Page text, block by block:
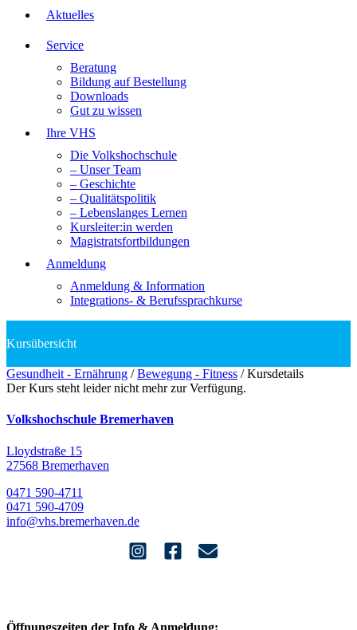
Aktuelles
Service
Beratung
Bildung auf Bestellung
Downloads
Gut zu wissen
Ihre VHS
Die Volkshochschule
– Unser Team
– Geschichte
– Qualitätspolitik
– Lebenslanges Lernen
Kursleiter:in werden
Magistratsfortbildungen
Anmeldung
Anmeldung & Information
Integrations- & Berufssprachkurse
Gesundheit - Ernährung /Bewegung - Fitness /Kursdetails
Der Kurs steht leider nicht mehr zur Verfügung.
Volkshochschule Bremerhaven
Lloydstraße 15
27568 Bremerhaven
0471 590-4711
0471 590-4709
info@vhs.bremerhaven.de
Öffnungszeiten der Info & Anmeldung: